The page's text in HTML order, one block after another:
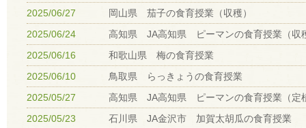
2025/06/27
岡山県 茄子の食育授業（収穫）
2025/06/24
高知県 JA高知県 ピーマンの食育授業（収
2025/06/16
和歌山県 梅の食育授業
2025/06/10
鳥取県 らっきょうの食育授業
2025/05/27
高知県 JA高知県 ピーマンの食育授業（定
2025/05/23
石川県 JA金沢市 加賀太胡瓜の食育授業